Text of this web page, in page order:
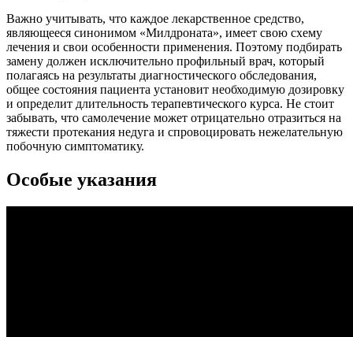
Важно учитывать, что каждое лекарственное средство,
являющееся синонимом «Милдроната», имеет свою схему
лечения и свои особенности применения. Поэтому подбирать
замену должен исключительно профильный врач, который
полагаясь на результаты диагностического обследования,
общее состояния пациента установит необходимую дозировку
и определит длительность терапевтического курса. Не стоит
забывать, что самолечение может отрицательно отразиться на
тяжести протекания недуга и спровоцировать нежелательную
побочную симптоматику.
Особые указания